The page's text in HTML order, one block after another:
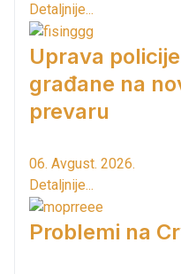
Detaljnije...
Uprava
građane na
prevaru
06. Avgust. 2026.
Detaljnije...
Problemi na